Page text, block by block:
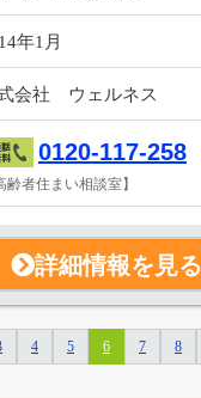
年1月
会社 ウェルネス
0120-117-258
齢者住まい相談室】
詳細情報を見る
4 5 6 7 8